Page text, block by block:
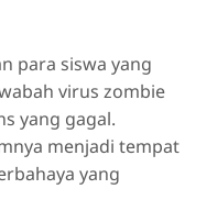
para siswa yang
virus zombie
yang gagal.
menjadi tempat
yang